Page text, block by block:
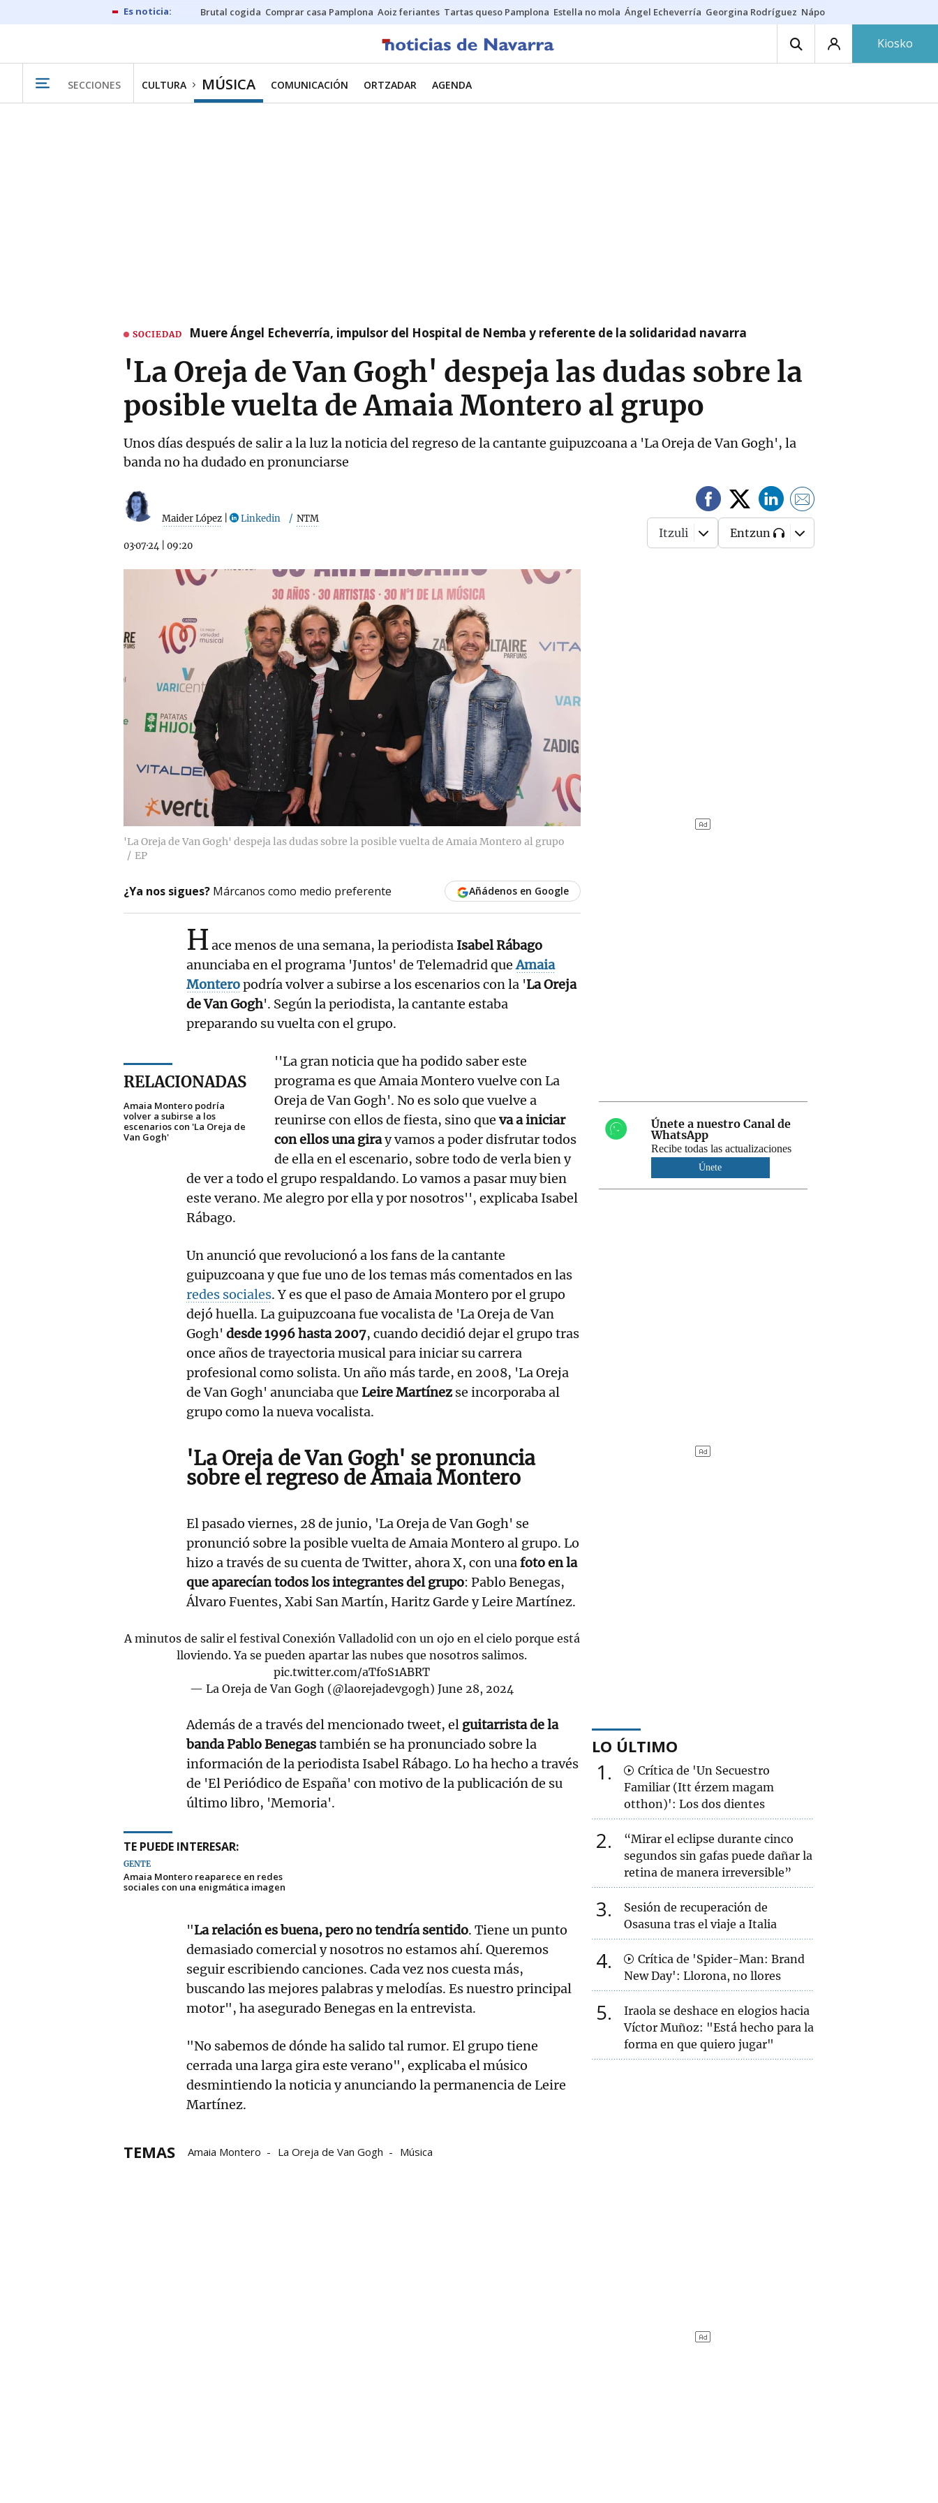
Brutal cogida Comprar casa Pamplona Aoiz feriantes Tartas queso Pamplona Estella no mola Ángel Echeverría Georgina Rodríguez Nápoles - Osasuna
Kiosko
SECCIONES CULTURA MÚSICA COMUNICACIÓN ORTZADAR AGENDA
SOCIEDAD Muere Ángel Echeverría, impulsor del Hospital de Nemba y referente de la solidaridad navarra
'La Oreja de Van Gogh' despeja las dudas sobre la
posible vuelta de Amaia Montero al grupo
Unos días después de salir a la luz la noticia del regreso de la cantante guipuzcoana a 'La Oreja de Van Gogh', la
banda no ha dudado en pronunciarse
Maider López Linkedin NTM
03·07·24 09:20
Itzuli Entzun
'La Oreja de Van Gogh' despeja las dudas sobre la posible vuelta de Amaia Montero al grupo
EP
¿Ya nos sigues? Márcanos como medio preferente Añádenos en Google
H ace menos de una semana, la periodista Isabel Rábago
anunciaba en el programa 'Juntos' de Telemadrid queAmaia
Monteropodría volver a subirse a los escenarios con la 'La Oreja
de Van Gogh'. Según la periodista, la cantante estaba
preparando su vuelta con el grupo.
RELACIONADAS
Amaia Montero podría
volver a subirse a los
escenarios con 'La Oreja de
Van Gogh'
''La gran noticia que ha podido saber este
programa es que Amaia Montero vuelve con La
Oreja de Van Gogh'. No es solo que vuelve a
reunirse con ellos de fiesta, sino queva a iniciar
con ellos una giray vamos a poder disfrutar todos
de ella en el escenario, sobre todo de verla bien y
de ver a todo el grupo respaldando. Lo vamos a pasar muy bien
este verano. Me alegro por ella y por nosotros'', explicaba Isabel
Rábago.
Un anunció que revolucionó a los fans de la cantante
guipuzcoana y que fue uno de los temas más comentados en las
redes sociales. Y es que el paso de Amaia Montero por el grupo
dejó huella. La guipuzcoana fue vocalista de 'La Oreja de Van
Gogh' desde 1996 hasta 2007, cuando decidió dejar el grupo tras
once años de trayectoria musical para iniciar su carrera
profesional como solista. Un año más tarde, en 2008, 'La Oreja
de Van Gogh' anunciaba que Leire Martínez se incorporaba al
grupo como la nueva vocalista.
'La Oreja de Van Gogh' se pronuncia
sobre el regreso de Amaia Montero
El pasado viernes, 28 de junio, 'La Oreja de Van Gogh' se
pronunció sobre la posible vuelta de Amaia Montero al grupo. Lo
hizo a través de su cuenta de Twitter, ahora X, con unafoto en la
que aparecían todos los integrantes del grupo: Pablo Benegas,
Álvaro Fuentes, Xabi San Martín, Haritz Garde y Leire Martínez.
A minutos de salir el festival Conexión Valladolid con un ojo en el cielo porque está
lloviendo. Ya se pueden apartar las nubes que nosotros salimos.
pic.twitter.com/aTfoS1ABRT
— La Oreja de Van Gogh (@laorejadevgogh)June 28, 2024
Además de a través del mencionado tweet, el guitarrista de la
banda Pablo Benegastambién se ha pronunciado sobre la
información de la periodista Isabel Rábago. Lo ha hecho a través
de 'El Periódico de España' con motivo de la publicación de su
último libro, 'Memoria'.
TE PUEDE INTERESAR:
GENTE
Amaia Montero reaparece en redes
sociales con una enigmática imagen
"La relación es buena, pero no tendría sentido. Tiene un punto
demasiado comercial y nosotros no estamos ahí. Queremos
seguir escribiendo canciones. Cada vez nos cuesta más,
buscando las mejores palabras y melodías. Es nuestro principal
motor", ha asegurado Benegas en la entrevista.
"No sabemos de dónde ha salido tal rumor. El grupo tiene
cerrada una larga gira este verano", explicaba el músico
desmintiendo la noticia y anunciando la permanencia de Leire
Martínez.
TEMAS Amaia Montero La Oreja de Van Gogh Música
Únete a nuestro Canal de
WhatsApp
Recibe todas las actualizaciones
Únete
LO ÚLTIMO
1
Crítica de 'Un Secuestro
Familiar (Itt érzem magam
otthon)': Los dos dientes
2
“Mirar el eclipse durante cinco
segundos sin gafas puede dañar la
retina de manera irreversible”
3
Sesión de recuperación de
Osasuna tras el viaje a Italia
4
Crítica de 'Spider-Man: Brand
New Day': Llorona, no llores
5
Iraola se deshace en elogios hacia
Víctor Muñoz: "Está hecho para la
forma en que quiero jugar"